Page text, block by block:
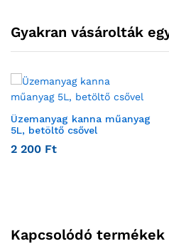
Gyakran vásárolták
Üzemanyag kanna műanyag
5L, betöltő csővel
2 200 Ft
Kapcsolódó termékek